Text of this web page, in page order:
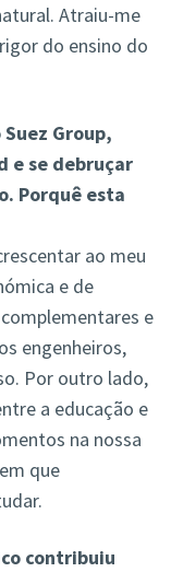
Atraiu-me
do ensino do
Group,
e se debruçar
Porquê esta
ao meu
e de
e
engenheiros,
Por outro lado,
a educação e
na nossa
que
contribuiu